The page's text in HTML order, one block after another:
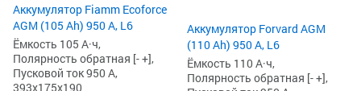
Аккумулятор Fiamm Ecoforce
AGM (105 Ah) 950 А, L6
Ёмкость 105 А·ч,
Полярность обратная [- +],
Пусковой ток 950 А,
393x175x190
Аккумулятор Forvard AGM
(110 Ah) 950 А, L6
Ёмкость 110 А·ч,
Полярность обратная [- +],